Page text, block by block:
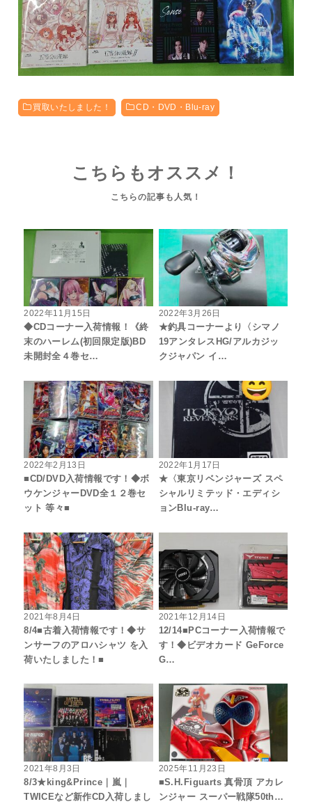
買取いたしました！ CD・DVD・Blu-ray
こちらもオススメ！
2022年11月15日
◆CDコーナー入荷情報！《終
末のハーレム(初回限定版)BD
未開封全４巻セ…
2022年3月26日
★釣具コーナーより〈シマノ
19アンタレスHG/アルカジッ
クジャパン イ…
2022年2月13日
■CD/DVD入荷情報です！◆ボ
ウケンジャーDVD全１２巻セ
ット 等々■
2022年1月17日
★〈東京リベンジャーズ スペ
シャルリミテッド・エディシ
ョンBlu-ray…
2021年8月4日
8/4■古着入荷情報です！◆サ
ンサーフのアロハシャツ を入
荷いたしました！■
2021年12月14日
12/14■PCコーナー入荷情報で
す！◆ビデオカード GeForce
G…
2021年8月3日
8/3★king&Prince｜嵐｜
TWICEなど新作CD入荷しまし
2025年11月23日
■S.H.Figuarts 真骨頂 アカレ
ンジャー スーパー戦隊50th…